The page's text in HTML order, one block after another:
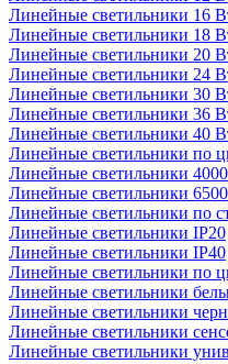
Линейные светильники 16
Линейные светильники 18
Линейные светильники 20
Линейные светильники 24
Линейные светильники 30
Линейные светильники 36
Линейные светильники 40
Линейные светильники по
Линейные светильники
Линейные светильники
Линейные светильники по
Линейные светильники IP20
Линейные светильники IP40
Линейные светильники по
Линейные светильники
Линейные светильники
Линейные светильники
Линейные светильники